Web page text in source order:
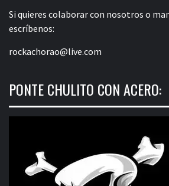
Si quieres colaborar con nosotros o
escríbenos:
rockachorao@live.com
PONTE CHULITO CON ACERO: